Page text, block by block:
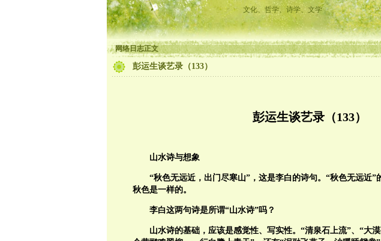
文化、哲学、诗学、文学
网络日志正文
彭运生谈艺录（133）
彭运生谈艺录（133）
山水诗与想象
“秋色无远近，出门尽寒山”，这是李白的诗句。“秋色无远近”
秋色是一样的。
李白这两句诗是所谓“山水诗”吗？
山水诗的基础，应该是感觉性、写实性。“清泉石上流”、“大